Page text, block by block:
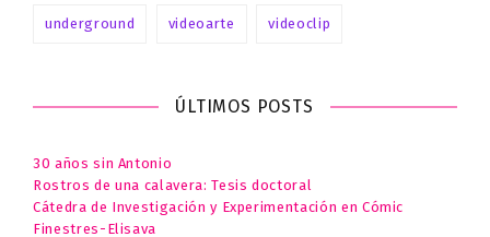
underground videoarte videoclip
ÚLTIMOS POSTS
30 años sin Antonio
Rostros de una calavera: Tesis doctoral
Cátedra de Investigación y Experimentación en Cómic
Finestres-Elisava